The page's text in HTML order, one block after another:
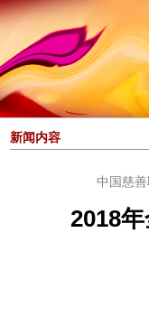
新闻内容
中国慈善
2018